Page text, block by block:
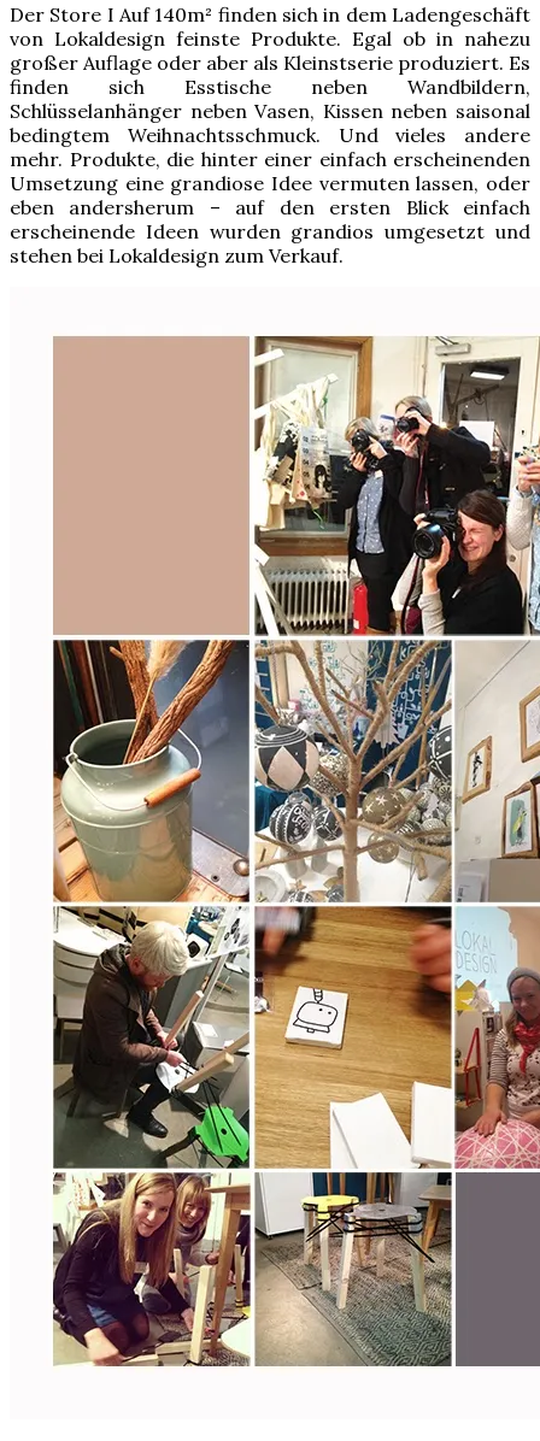
Der Store I Auf 140m² finden sich in dem Ladengeschäft
von Lokaldesign feinste Produkte. Egal ob in nahezu
großer Auflage oder aber als Kleinstserie produziert. Es
finden sich Esstische neben Wandbildern,
Schlüsselanhänger neben Vasen, Kissen neben saisonal
bedingtem Weihnachtsschmuck. Und vieles andere
mehr. Produkte, die hinter einer einfach erscheinenden
Umsetzung eine grandiose Idee vermuten lassen, oder
eben andersherum – auf den ersten Blick einfach
erscheinende Ideen wurden grandios umgesetzt und
stehen bei Lokaldesign zum Verkauf.